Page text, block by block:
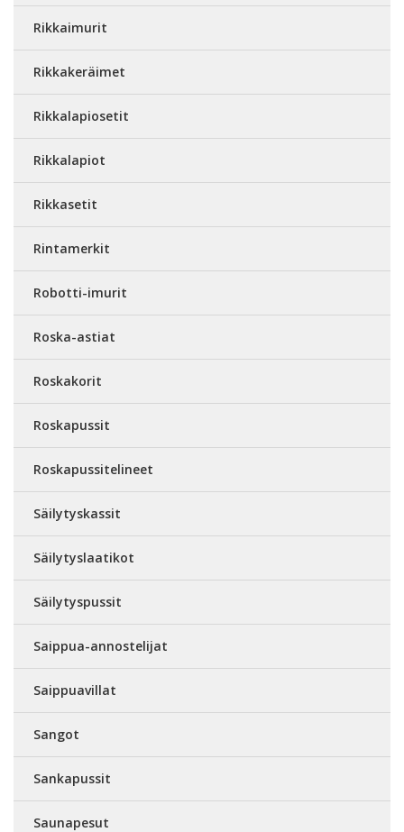
Rikkaimurit
Rikkakeräimet
Rikkalapiosetit
Rikkalapiot
Rikkasetit
Rintamerkit
Robotti-imurit
Roska-astiat
Roskakorit
Roskapussit
Roskapussitelineet
Säilytyskassit
Säilytyslaatikot
Säilytyspussit
Saippua-annostelijat
Saippuavillat
Sangot
Sankapussit
Saunapesut